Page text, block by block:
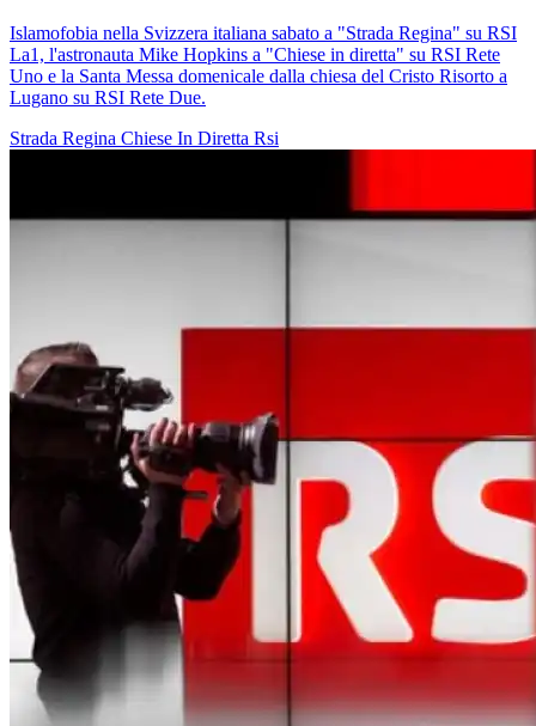
Islamofobia nella Svizzera italiana sabato a "Strada Regina" su RSI
La1, l'astronauta Mike Hopkins a "Chiese in diretta" su RSI Rete
Uno e la Santa Messa domenicale dalla chiesa del Cristo Risorto a
Lugano su RSI Rete Due.
Strada Regina Chiese In Diretta Rsi